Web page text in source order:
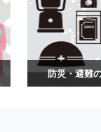
防災・避難